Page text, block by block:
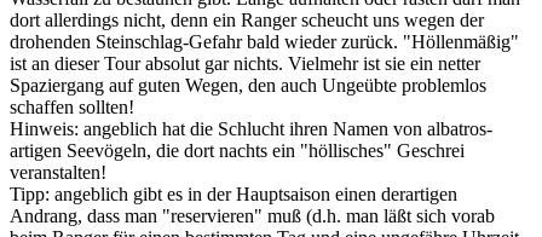
dort allerdings nicht, denn ein Ranger scheucht uns wegen der
drohenden Steinschlag-Gefahr bald wieder zurück. "Höllenmäßig"
ist an dieser Tour absolut gar nichts. Vielmehr ist sie ein netter
Spaziergang auf guten Wegen, den auch Ungeübte problemlos
schaffen sollten!
Hinweis: angeblich hat die Schlucht ihren Namen von albatros-
artigen Seevögeln, die dort nachts ein "höllisches" Geschrei
veranstalten!
Tipp: angeblich gibt es in der Hauptsaison einen derartigen
Andrang, dass man "reservieren" muß (d.h. man läßt sich vorab